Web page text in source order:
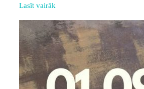
Lasīt vairāk